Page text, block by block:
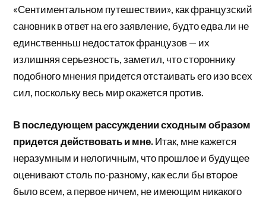
«Сентиментальном путешествии», как французский
сановник в ответ на его заявление, будто едва ли не
единственньш недостаток французов — их
излишняя серьезность, заметил, что стороннику
подобного мнения придется отстаивать его изо всех
сил, поскольку весь мир окажется против.
В последующем рассуждении сходным образом
придется действовать и мне.Итак, мне кажется
неразумным и нелогичным, что прошлое и будущее
оценивают столь по-разному, как если бы второе
было всем, а первое ничем, не имеющим никакого